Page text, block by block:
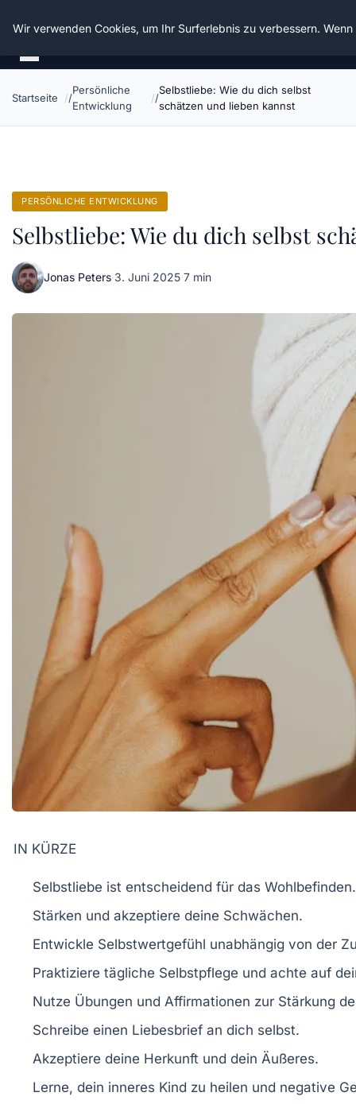
Die Schnitter
Startseite
Persönliche
Entwicklung
Selbstliebe: Wie du dich selbst
schätzen und lieben kannst
PERSÖNLICHE ENTWICKLUNG
Selbstliebe: Wie du dich selbst
Jonas Peters·3. Juni 2025·7 min
IN KÜRZE
Selbstliebe ist entscheidend für das Wohlbefinden.
Stärken und akzeptiere deine Schwächen.
Entwickle Selbstwertgefühl unabhängig von der
Praktiziere tägliche Selbstpflege und achte auf
Nutze Übungen und Affirmationen zur Stärkung
Schreibe einen Liebesbrief an dich selbst.
Akzeptiere deine Herkunft und dein Äußeres.
Lerne, dein inneres Kind zu heilen und negative
Wir verwenden Cookies, um Ihr Surferlebnis zu verbessern.